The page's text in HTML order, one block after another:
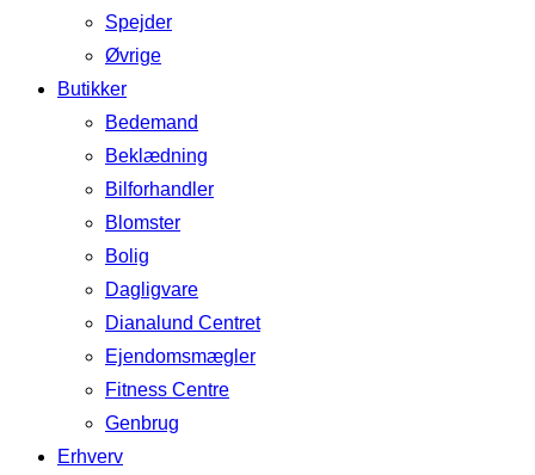
Spejder
Øvrige
Butikker
Bedemand
Beklædning
Bilforhandler
Blomster
Bolig
Dagligvare
Dianalund Centret
Ejendomsmægler
Fitness Centre
Genbrug
Erhverv